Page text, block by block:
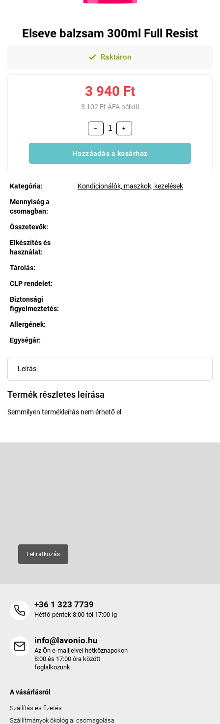
Elseve balzsam 300ml Full Resist
Raktáron
3 940 Ft
3 102 Ft ÁFA nélkül
+
−
Hozzáadás a kosárhoz
Kategória:
Kondicionálók, maszkok, kezelések
Mennyiség a
csomagban:
Összetevők:
Elkészítés és
használat:
Tárolás:
CLP rendelet:
Biztonsági
figyelmeztetés:
Allergének:
Egységár:
Leírás
Termék részletes leírása
Semmilyen termékleírás nem érhető el
Feliratkozás
+36 1 323 7739
Hétfő-péntek 8:00-tól 17:00-ig
info@lavonio.hu
Az Ön e-mailjeivel hétköznapokon
8:00 és 17:00 óra között
foglalkozunk.
A vásárlásról
Szállítás és fizetés
Szállítmányok ökológiai csomagolása